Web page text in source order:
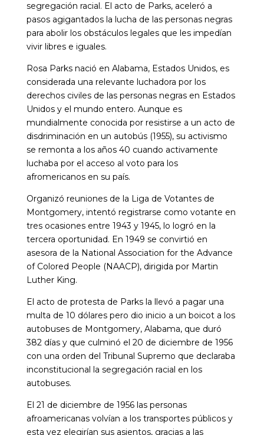
segregación racial. El acto de Parks, aceleró a
pasos agigantados la lucha de las personas negras
para abolir los obstáculos legales que les impedían
vivir libres e iguales.
Rosa Parks nació en Alabama, Estados Unidos, es
considerada una relevante luchadora por los
derechos civiles de las personas negras en Estados
Unidos y el mundo entero. Aunque es
mundialmente conocida por resistirse a un acto de
disdriminación en un autobús (1955), su activismo
se remonta a los años 40 cuando activamente
luchaba por el acceso al voto para los
afromericanos en su país.
Organizó reuniones de la Liga de Votantes de
Montgomery, intentó registrarse como votante en
tres ocasiones entre 1943 y 1945, lo logró en la
tercera oportunidad. En 1949 se convirtió en
asesora de la National Association for the Advance
of Colored People (NAACP), dirigida por Martin
Luther King.
El acto de protesta de Parks la llevó a pagar una
multa de 10 dólares pero dio inicio a un boicot a los
autobuses de Montgomery, Alabama, que duró
382 días y que culminó el 20 de diciembre de 1956
con una orden del Tribunal Supremo que declaraba
inconstitucional la segregación racial en los
autobuses.
El 21 de diciembre de 1956 las personas
afroamericanas volvían a los transportes públicos y
esta vez elegirían sus asientos, gracias a las